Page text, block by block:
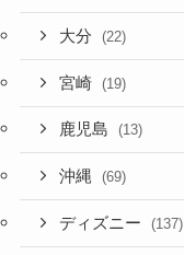
大分 (22)
宮崎 (19)
鹿児島 (13)
沖縄 (69)
ディズニー (137)